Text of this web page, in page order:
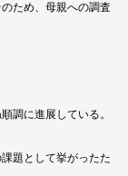
ため、母親への調査
調に進展している。
題として挙がったた